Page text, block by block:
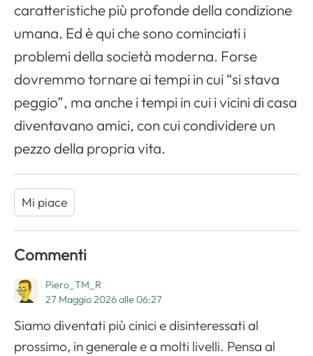
caratteristiche più profonde della condizione
umana. Ed è qui che sono cominciati i
problemi della società moderna. Forse
dovremmo tornare ai tempi in cui “si stava
peggio”, ma anche i tempi in cui i vicini di casa
diventavano amici, con cui condividere un
pezzo della propria vita.
Mi piace
Commenti
Piero_TM_R
27 Maggio 2026 alle 06:27
Siamo diventati più cinici e disinteressati al
prossimo, in generale e a molti livelli. Pensa al